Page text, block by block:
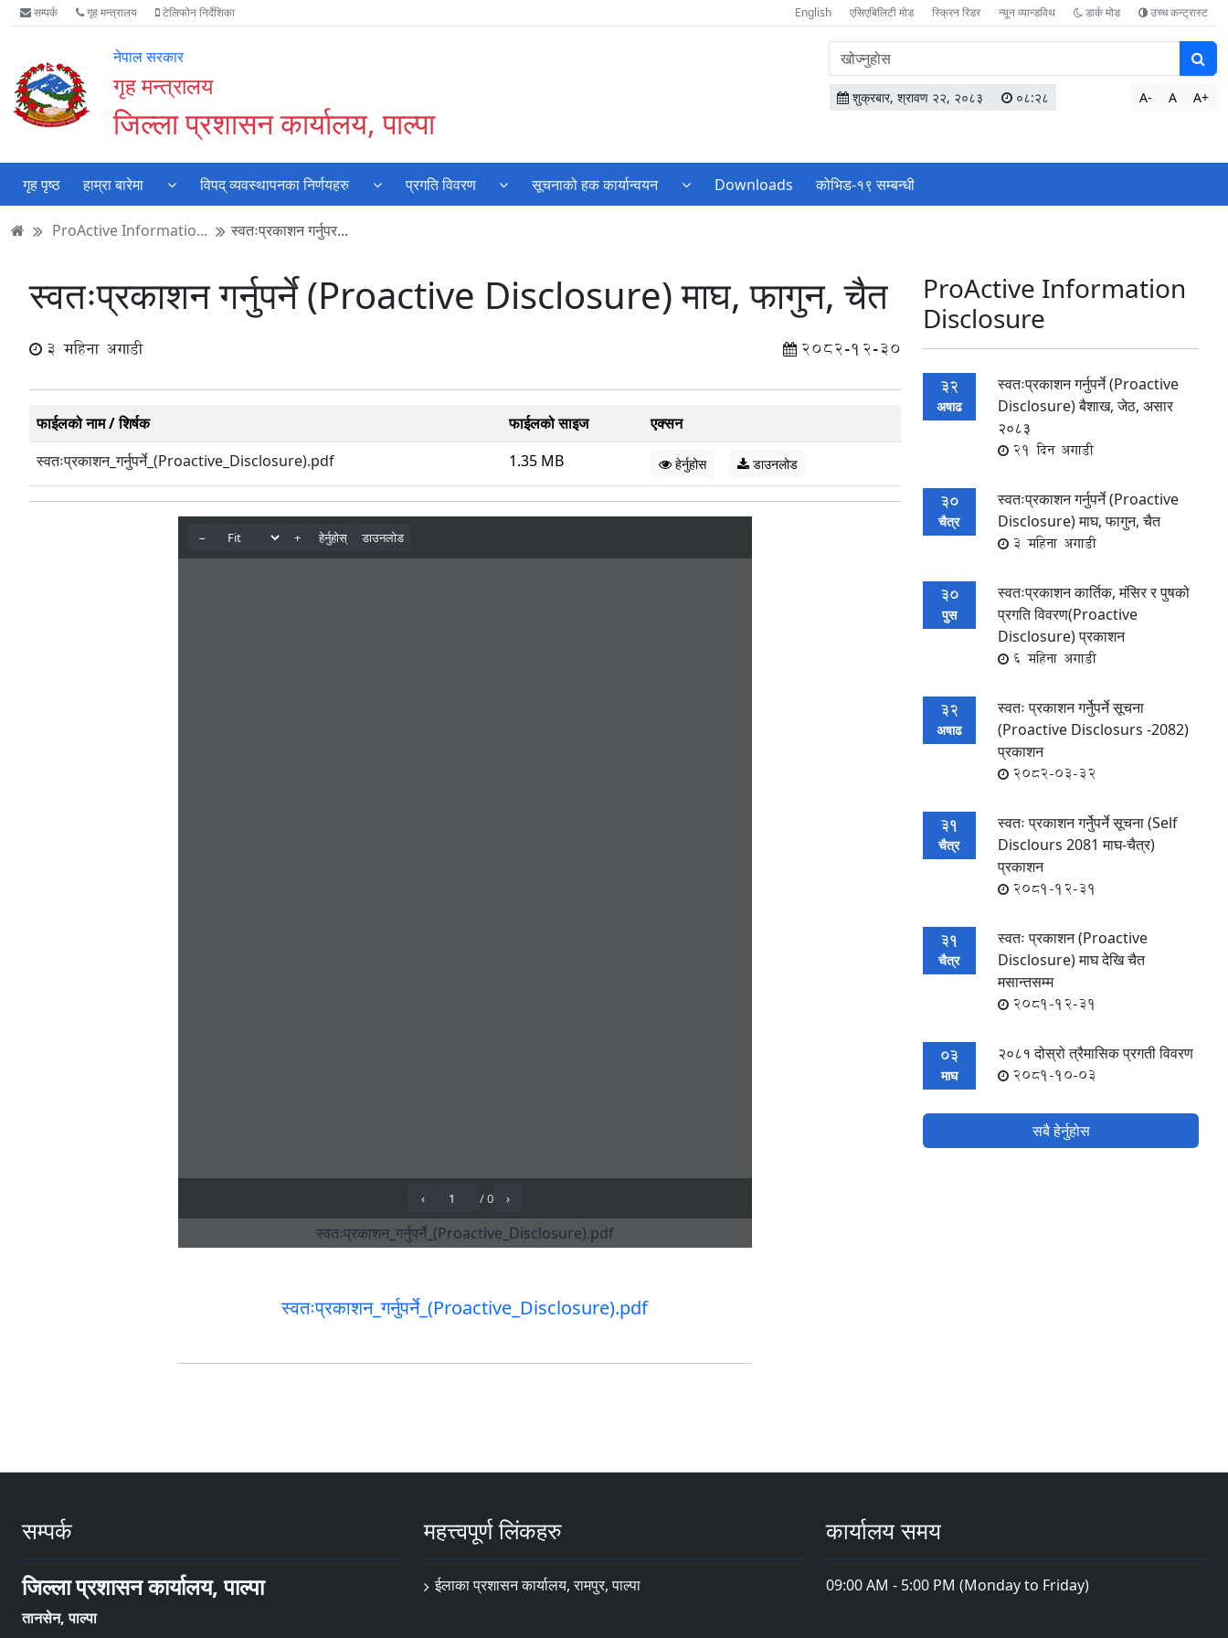
Accessibility
Mode
गर्नुहोस्
मुख्य
सामाग्री
मुख्य
नेभिगेसन
वेबसाइट
खोजमा
सम्पर्क गृह मन्त्रालय टेलिफोन निर्देशिका English एसिएबिलिटी मोड स्क्रिन रिडर न्यून व्यान्डविथ डार्क मोड उच्च कन्ट्रास्ट
नेपाल सरकार
गृह मन्त्रालय
जिल्ला प्रशासन कार्यालय, पाल्पा
वेबसाइटमा
सामग्री
खोज्नुहोस
शुक्रबार, श्रावण २२, २०८३ ०८:२८ A- A A+
गृह पृष्ठ हाम्रा बारेमा विपद् व्यवस्थापनका निर्णयहरु प्रगति विवरण सूचनाको हक कार्यान्वयन Downloads कोभिड-१९ सम्बन्धी
ProActive Informatio... स्वतःप्रकाशन गर्नुपर...
स्वतःप्रकाशन गर्नुपर्ने (Proactive Disclosure) माघ, फागुन, चैत
3 महिना अगाडी 2082-12-30
फाईलको नाम / शिर्षक फाईलको साइज
एक्सन
स्वतःप्रकाशन_गर्नुपर्ने_(Proactive_Disclosure).pdf
1.35 MB हेर्नुहोस डाउनलोड
स्वतःप्रकाशन_गर्नुपर्ने_(Proactive_Disclosure).pdf
ProActive Information
Disclosure
32
अषाढ
स्वतःप्रकाशन गर्नुपर्ने (Proactive
Disclosure) बैशाख, जेठ, असार
२०८३
21 दिन अगाडी
30
चैत्र
स्वतःप्रकाशन गर्नुपर्ने (Proactive
Disclosure) माघ, फागुन, चैत
3 महिना अगाडी
30
पुस
स्वतःप्रकाशन कार्तिक, मंसिर र पुषको
प्रगति विवरण(Proactive
Disclosure) प्रकाशन
6 महिना अगाडी
32
अषाढ
स्वतः प्रकाशन गर्नेुपर्ने सूचना
(Proactive Disclosurs -2082)
प्रकाशन
2082-03-32
31
चैत्र
स्वतः प्रकाशन गर्नेुपर्ने सूचना (Self
Disclours 2081 माघ-चैत्र)
प्रकाशन
2081-12-31
31
चैत्र
स्वतः प्रकाशन (Proactive
Disclosure) माघ देखि चैत
मसान्तसम्म
2081-12-31
03
माघ
२०८१ दोस्रो त्रैमासिक प्रगती विवरण
2081-10-03
सबै हेर्नुहोस
सम्पर्क
जिल्ला प्रशासन कार्यालय, पाल्पा
तानसेन, पाल्पा
महत्त्वपूर्ण लिंकहरु
ईलाका प्रशासन कार्यालय, रामपुर, पाल्पा
कार्यालय समय
09:00 AM - 5:00 PM (Monday to Friday)